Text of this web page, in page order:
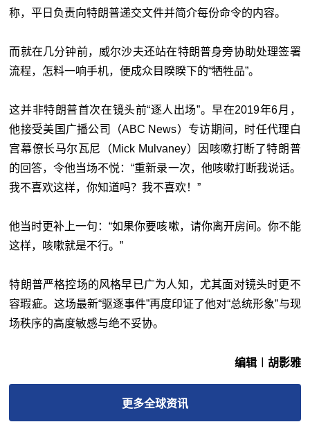
称，平日负责向特朗普递交文件并简介每份命令的内容。
而就在几分钟前，威尔沙夫还站在特朗普身旁协助处理签署
流程，怎料一响手机，便成众目睽睽下的“牺牲品”。
这并非特朗普首次在镜头前“逐人出场”。早在2019年6月，
他接受美国广播公司（ABC News）专访期间，时任代理白
宫幕僚长马尔瓦尼（Mick Mulvaney）因咳嗽打断了特朗普
的回答，令他当场不悦：“重新录一次，他咳嗽打断我说话。
我不喜欢这样，你知道吗？我不喜欢！”
他当时更补上一句：“如果你要咳嗽，请你离开房间。你不能
这样，咳嗽就是不行。”
特朗普严格控场的风格早已广为人知，尤其面对镜头时更不
容瑕疵。这场最新“驱逐事件”再度印证了他对“总统形象”与现
场秩序的高度敏感与绝不妥协。
编辑︱胡影雅
更多全球资讯